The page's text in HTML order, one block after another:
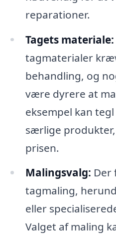
reparationer.
Tagets materiale:
tagmaterialer
behandling, og
være dyrere at
eksempel kan
særlige
prisen.
Malingsvalg: Der
tagmaling,
eller
Valget af maling